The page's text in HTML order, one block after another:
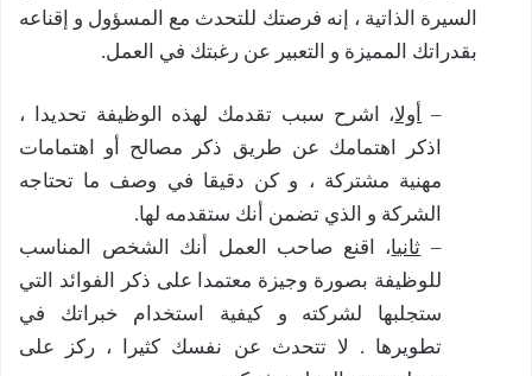
السيرة الذاتية ، إنه فرصتك للتحدث مع المسؤول و إقناعه
بقدراتك المميزة و التعبير عن رغبتك في العمل.
– أولا، اشرح سبب تقدمك لهذه الوظيفة تحديدا ،
اذكر اهتمامك عن طريق ذكر مصالح أو اهتمامات
مهنية مشتركة ، و كن دقيقا في وصف ما تحتاجه
الشركة و الذي تضمن أنك ستقدمه لها.
– ثانيا، اقنع صاحب العمل أنك الشخص المناسب
للوظيفة بصورة وجيزة معتمدا على ذكر الفوائد التي
ستجلبها لشركته و كيفية استخدام خبراتك في
تطويرها . لا تتحدث عن نفسك كثيرا ، ركز على